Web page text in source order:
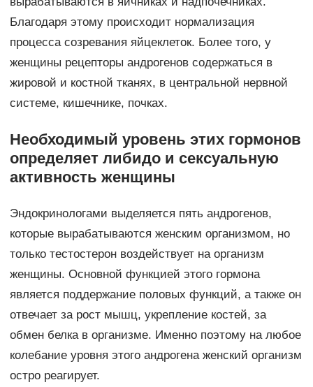
Благодаря этому происходит нормализация
процесса созревания яйцеклеток. Более того, у
женщины рецепторы андрогенов содержаться в
жировой и костной тканях, в центральной нервной
системе, кишечнике, почках.
Необходимый уровень этих гормонов
определяет либидо и сексуальную
активность женщины
Эндокринологами выделяется пять андрогенов,
которые вырабатываются женским организмом, но
только тестостерон воздействует на организм
женщины. Основной функцией этого гормона
является поддержание половых функций, а также он
отвечает за рост мышц, укрепление костей, за
обмен белка в организме. Именно поэтому на любое
колебание уровня этого андрогена женский организм
остро реагирует.